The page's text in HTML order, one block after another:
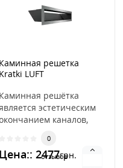
Каминная решетка
Kratki LUFT
Каминная решётка
эстетическим
каналов,
горячий воздух из
камина. ..
0
отзывов
Цена:: 2477грн.